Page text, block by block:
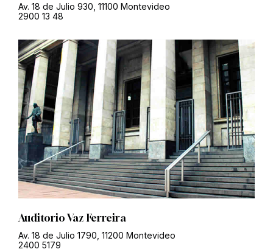
Av. 18 de Julio 930, 11100 Montevideo
2900 13 48
Auditorio Vaz Ferreira
Av. 18 de Julio 1790, 11200 Montevideo
2400 5179